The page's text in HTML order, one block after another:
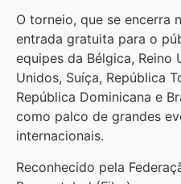
O torneio, que se encerra
entrada gratuita para o
equipes da Bélgica, Reino
Unidos, Suíça, República
República Dominicana e
como palco de grandes
internacionais.
Reconhecido pela